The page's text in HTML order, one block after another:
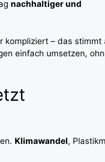
nachhaltiger und
kompliziert – das stimmt
einfach umsetzen,
Klimawandel,